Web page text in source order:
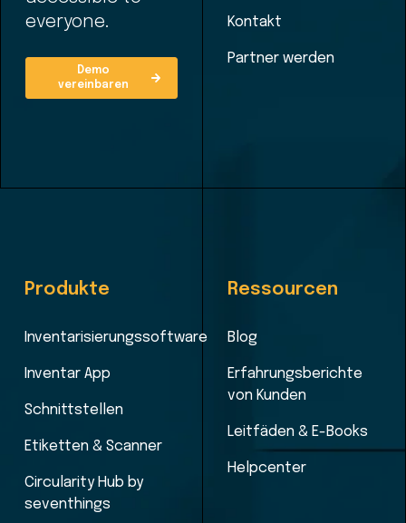
everyone.
Demo
vereinbaren
Kontakt
Partner werden
Produkte
Inventarisierungssoftware
Inventar App
Schnittstellen
Etiketten & Scanner
Circularity Hub by
seventhings
Ressourcen
Blog
Erfahrungsberichte
von Kunden
Leitfäden & E-Books
Helpcenter